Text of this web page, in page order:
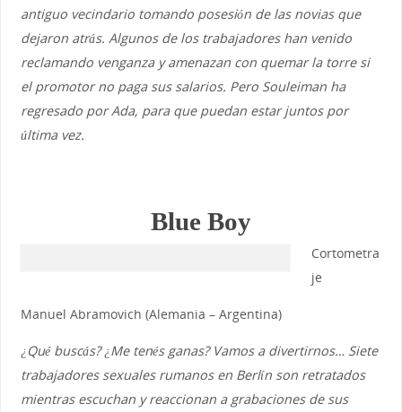
antiguo vecindario tomando posesión de las novias que
dejaron atrás. Algunos de los trabajadores han venido
reclamando venganza y amenazan con quemar la torre si
el promotor no paga sus salarios. Pero Souleiman ha
regresado por Ada, para que puedan estar juntos por
última vez.
Blue Boy
Cortometra
je
Manuel Abramovich (Alemania – Argentina)
¿Qué buscás? ¿Me tenés ganas? Vamos a divertirnos… Siete
trabajadores sexuales rumanos en Berlín son retratados
mientras escuchan y reaccionan a grabaciones de sus